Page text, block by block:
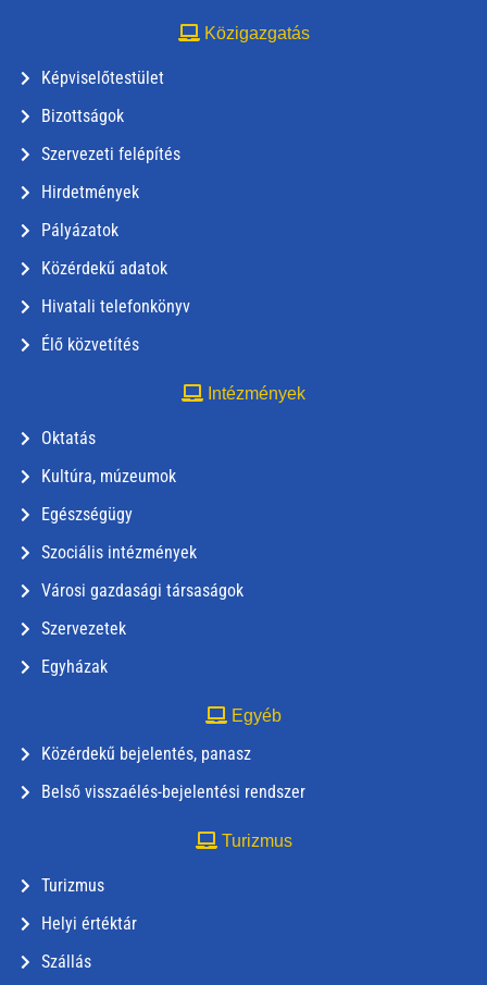
Közigazgatás
Képviselőtestület
Bizottságok
Szervezeti felépítés
Hirdetmények
Pályázatok
Közérdekű adatok
Hivatali telefonkönyv
Élő közvetítés
Intézmények
Oktatás
Kultúra, múzeumok
Egészségügy
Szociális intézmények
Városi gazdasági társaságok
Szervezetek
Egyházak
Egyéb
Közérdekű bejelentés, panasz
Belső visszaélés-bejelentési rendszer
Turizmus
Turizmus
Helyi értéktár
Szállás